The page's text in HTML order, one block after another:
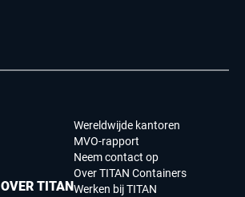
OVER TITAN
Wereldwijde kantoren
MVO-rapport
Neem contact op
Over TITAN Containers
Werken bij TITAN